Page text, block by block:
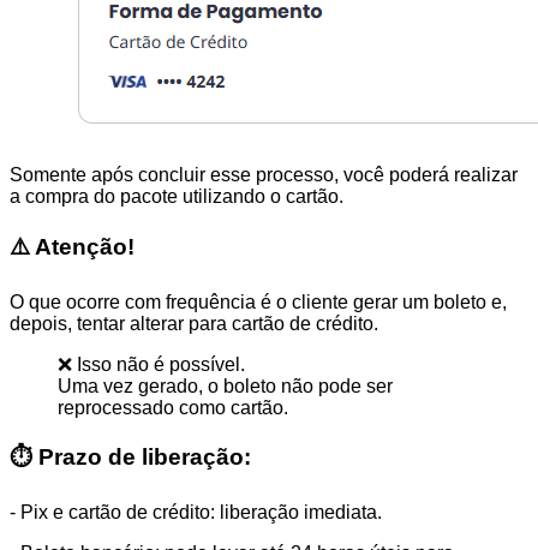
Somente após concluir esse processo, você poderá realizar
a compra do pacote utilizando o cartão.
⚠️ Atenção!
O que ocorre com frequência é o cliente gerar um boleto e,
depois, tentar alterar para cartão de crédito.
❌ Isso não é possível.
Uma vez gerado, o boleto não pode ser
reprocessado como cartão.
⏱️ Prazo de liberação:
- Pix e cartão de crédito: liberação imediata.